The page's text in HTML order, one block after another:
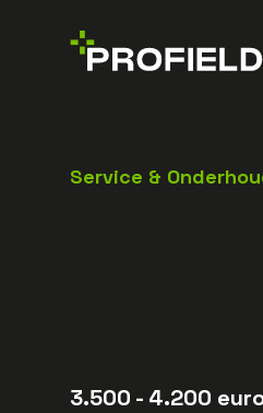
Service &
3.500 - 4.200